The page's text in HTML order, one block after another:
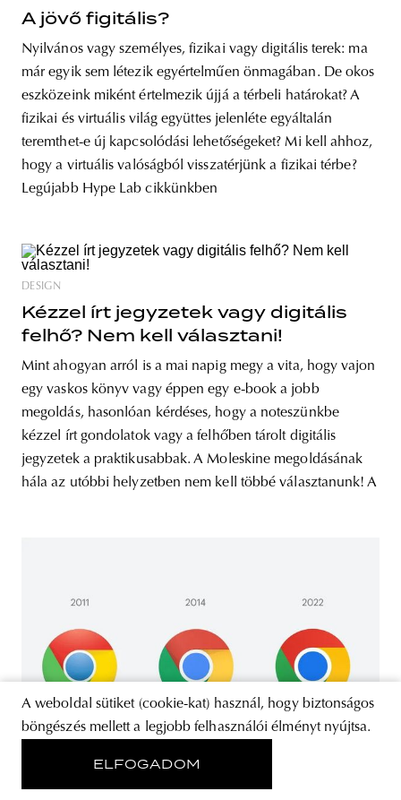
A jövő figitális?
Nyilvános vagy személyes, fizikai vagy digitális terek: ma
már egyik sem létezik egyértelműen önmagában. De okos
eszközeink miként értelmezik újjá a térbeli határokat? A
fizikai és virtuális világ együttes jelenléte egyáltalán
teremthet-e új kapcsolódási lehetőségeket? Mi kell ahhoz,
hogy a virtuális valóságból visszatérjünk a fizikai térbe?
Legújabb Hype Lab cikkünkben
DESIGN
Kézzel írt jegyzetek vagy digitális
felhő? Nem kell választani!
Mint ahogyan arról is a mai napig megy a vita, hogy vajon
egy vaskos könyv vagy éppen egy e-book a jobb
megoldás, hasonlóan kérdéses, hogy a noteszünkbe
kézzel írt gondolatok vagy a felhőben tárolt digitális
jegyzetek a praktikusabbak. A Moleskine megoldásának
hála az utóbbi helyzetben nem kell többé választanunk! A
DIGITÁLIS
A weboldal sütiket (cookie-kat) használ, hogy biztonságos
böngészés mellett a legjobb felhasználói élményt nyújtsa.
ELFOGADOM